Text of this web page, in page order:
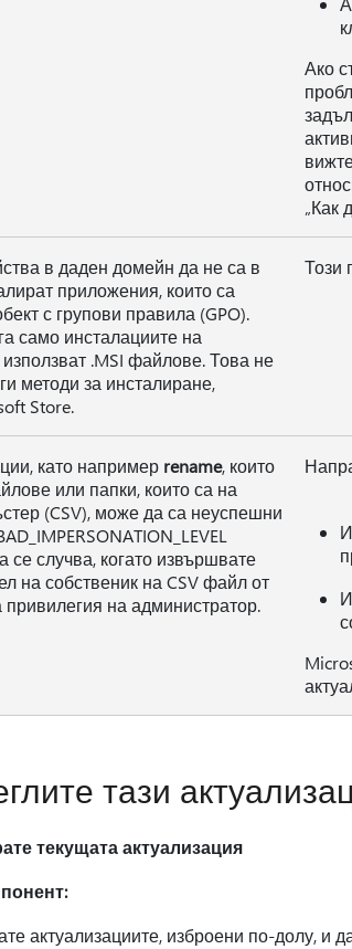
Ако
„Как
в даден домейн да не са в
приложения, които са
с групови правила (GPO).
само инсталациите на
.MSI файлове. Това не
методи за инсталиране,
Store.
Този
като например rename, които
или папки, които са на
(CSV), може да са неуспешни
се случва, когато извършвате
на собственик на CSV файл от
привилегия на администратор.
тази
текущата актуализация
актуализациите, изброени по-долу, и